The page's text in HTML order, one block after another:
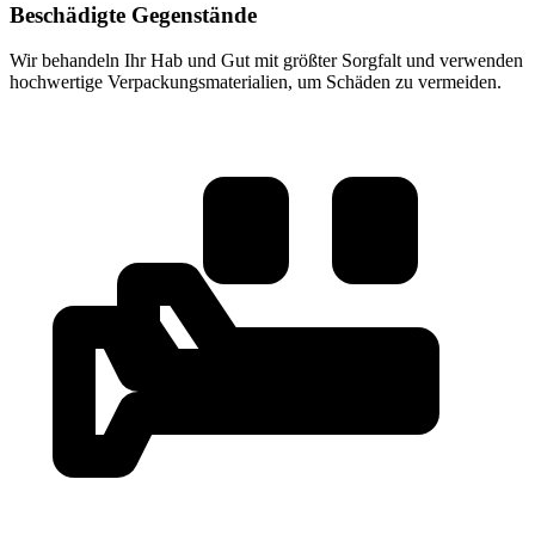
Beschädigte Gegenstände
Wir behandeln Ihr Hab und Gut mit größter Sorgfalt und verwenden
hochwertige Verpackungsmaterialien, um Schäden zu vermeiden.